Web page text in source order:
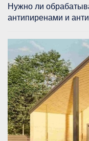
Нужно ли
антипиренами и